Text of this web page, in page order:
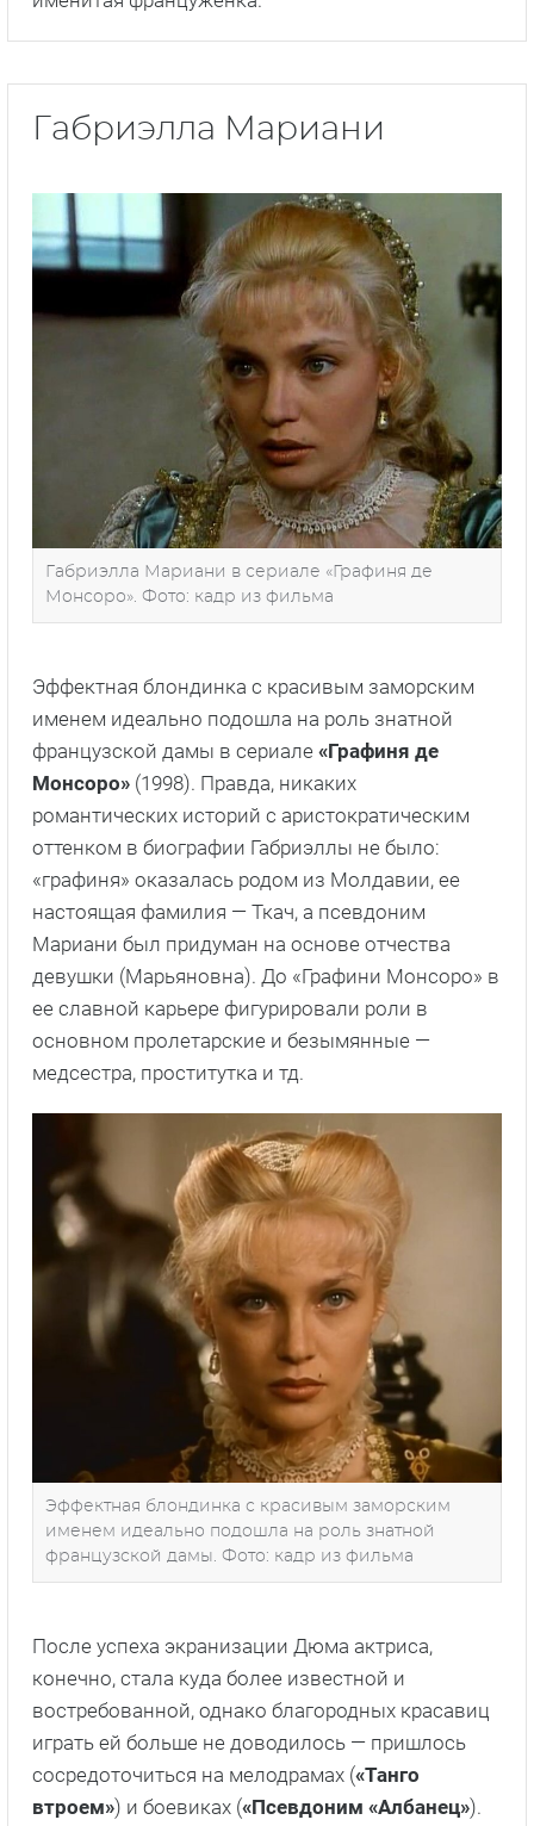
Габриэлла Мариани
Габриэлла Мариани в сериале «Графиня де
Монсоро». Фото: кадр из фильма
Эффектная блондинка с красивым заморским
именем идеально подошла на роль знатной
французской дамы в сериале «Графиня де
Монсоро» (1998). Правда, никаких
романтических историй с аристократическим
оттенком в биографии Габриэллы не было:
«графиня» оказалась родом из Молдавии, ее
настоящая фамилия — Ткач, а псевдоним
Мариани был придуман на основе отчества
девушки (Марьяновна). До «Графини Монсоро» в
ее славной карьере фигурировали роли в
основном пролетарские и безымянные —
медсестра, проститутка и тд.
Эффектная блондинка с красивым заморским
именем идеально подошла на роль знатной
французской дамы. Фото: кадр из фильма
После успеха экранизации Дюма актриса,
конечно, стала куда более известной и
востребованной, однако благородных красавиц
играть ей больше не доводилось — пришлось
сосредоточиться на мелодрамах («Танго
втроем») и боевиках («Псевдоним «Албанец»).